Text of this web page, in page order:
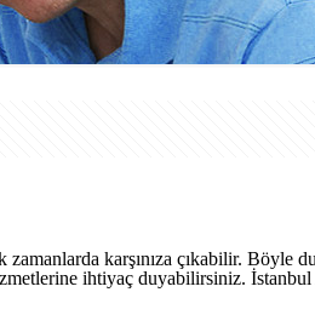
zamanlarda karşınıza çıkabilir. Böyle
ihtiyaç duyabilirsiniz. İstanbul